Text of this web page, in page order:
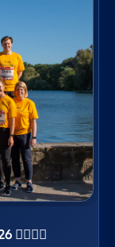
und
🏃‍♀️🏃‍♂️